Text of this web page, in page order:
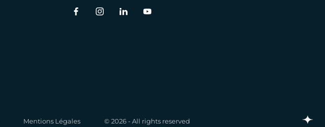
Mentions Légales © 2026 - All rights reserved